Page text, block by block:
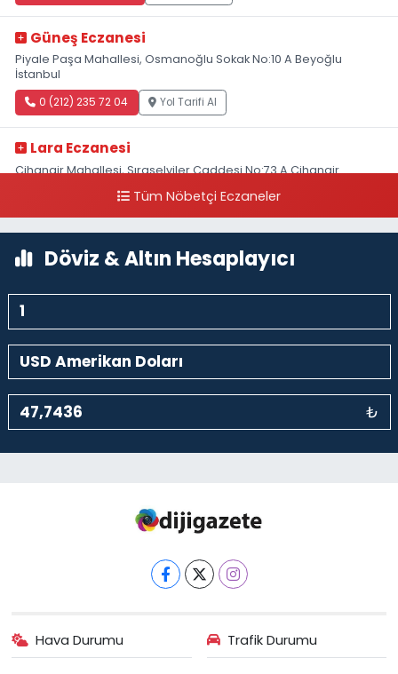
Güneş Eczanesi
Piyale Paşa Mahallesi, Osmanoğlu Sokak No:10 A Beyoğlu
İstanbul
0 (212) 235 72 04 Yol Tarifi Al
Lara Eczanesi
Cihangir Mahallesi, Sıraselviler Caddesi No:73 A Cihangir
Tüm Nöbetçi Eczaneler
Döviz & Altın Hesaplayıcı
₺
Hava Durumu Trafik Durumu